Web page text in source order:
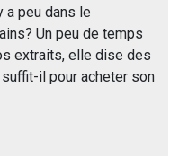
a peu dans le
Un peu de temps
extraits, elle dise des
il pour acheter son